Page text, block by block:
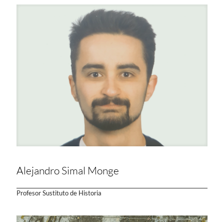
Alejandro Simal Monge
Profesor Sustituto de Historia